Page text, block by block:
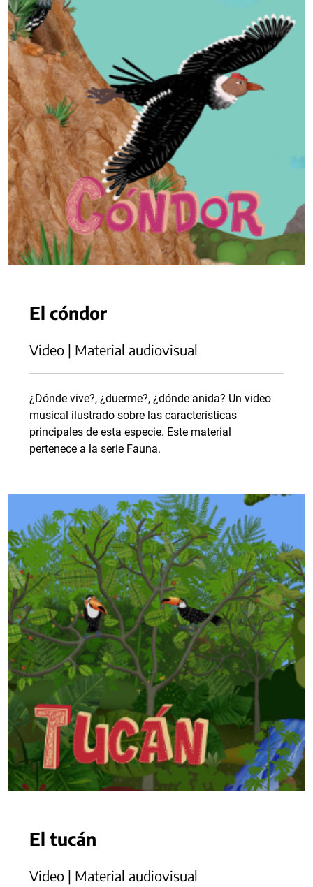
El cóndor
Video | Material audiovisual
¿Dónde vive?, ¿duerme?, ¿dónde anida? Un video
musical ilustrado sobre las características
principales de esta especie. Este material
pertenece a la serie Fauna.
El tucán
Video | Material audiovisual